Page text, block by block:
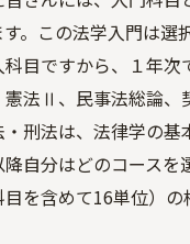
。この法学入門は
目ですから、１年
法Ⅱ、民事法総論
刑法は、法律学の
自分はどのコース
を含めて16単位）